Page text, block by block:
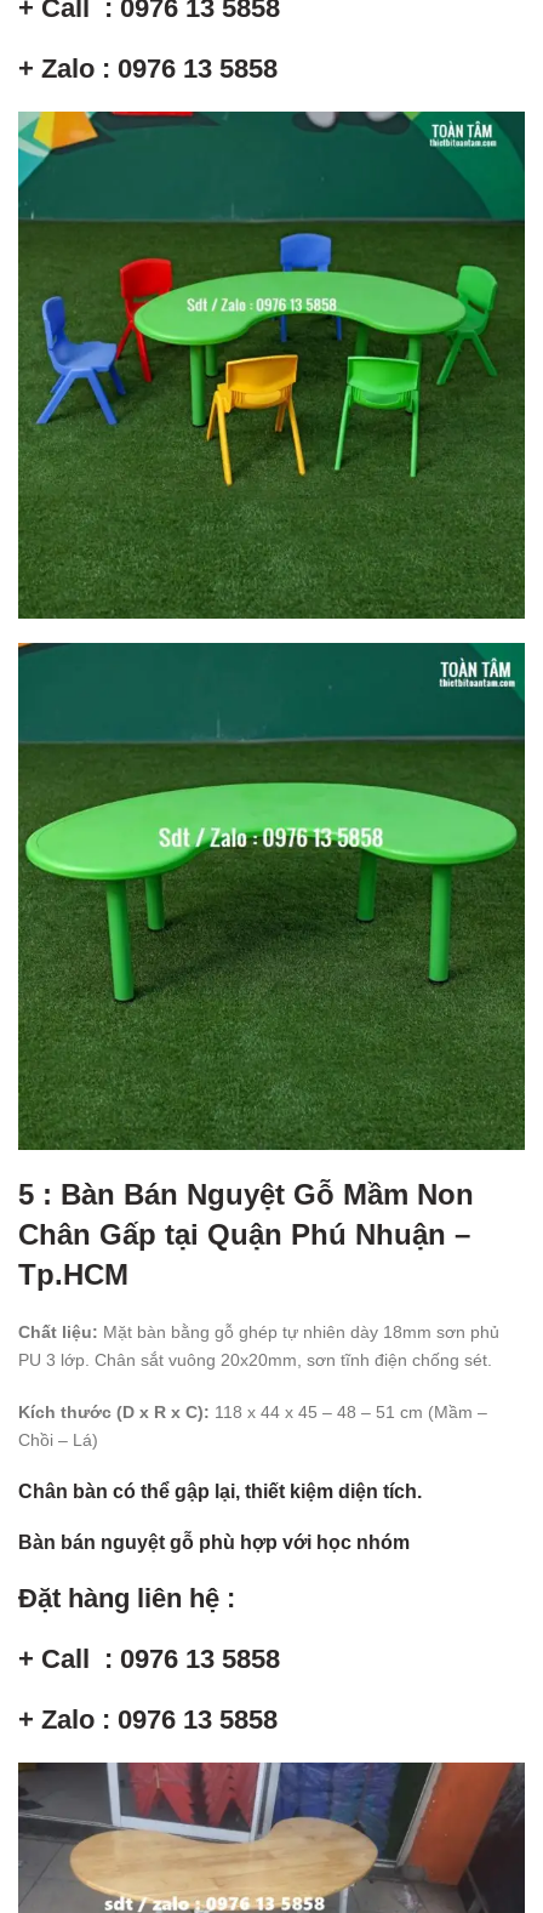
+ Call : 0976 13 5858
+ Zalo : 0976 13 5858
5 : Bàn Bán Nguyệt Gỗ Mầm Non
Chân Gấp tại Quận Phú Nhuận –
Tp.HCM
Chất liệu: Mặt bàn bằng gỗ ghép tự nhiên dày 18mm sơn phủ
PU 3 lớp. Chân sắt vuông 20x20mm, sơn tĩnh điện chống sét.
Kích thước (D x R x C): 118 x 44 x 45 – 48 – 51 cm (Mầm –
Chồi – Lá)
Chân bàn có thể gập lại, thiết kiệm diện tích.
Bàn bán nguyệt gỗ phù hợp với học nhóm
Đặt hàng liên hệ :
+ Call : 0976 13 5858
+ Zalo : 0976 13 5858